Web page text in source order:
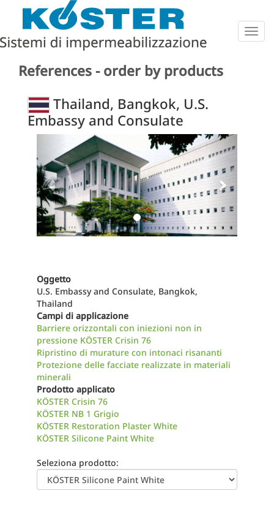
References - order by products
Thailand, Bangkok, U.S.
Embassy and Consulate
Previous Next
Oggetto
U.S. Embassy and Consulate, Bangkok,
Thailand
Campi di applicazione
Barriere orizzontali con iniezioni non in
pressione KÖSTER Crisin 76
Ripristino di murature con intonaci risananti
Protezione delle facciate realizzate in materiali
minerali
Prodotto applicato
KÖSTER Crisin 76
KÖSTER NB 1 Grigio
KÖSTER Restoration Plaster White
KÖSTER Silicone Paint White
Seleziona prodotto: